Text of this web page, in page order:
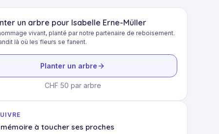
un arbre pour Isabelle Erne-Müller
vivant, planté par notre partenaire de reboisement.
là où les fleurs se fanent.
Planter un arbre
CHF 50 par arbre
à toucher ses proches